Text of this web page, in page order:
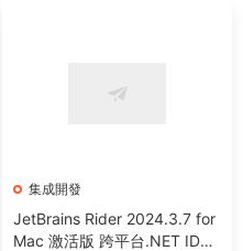
集成開發
JetBrains Rider 2024.3.7 for
Mac 激活版 跨平台.NET IDE